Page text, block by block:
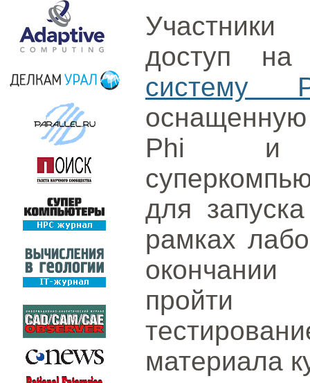
Участники
доступ
систему
Phi и
для
рамках
окончании
пройти
материала